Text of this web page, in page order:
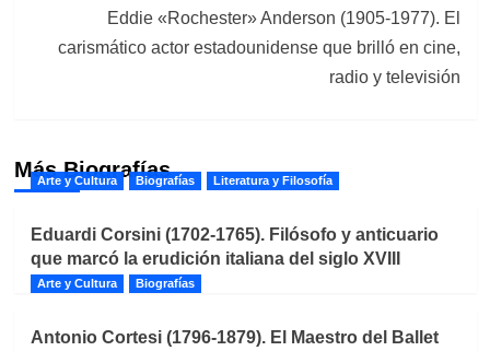
Eddie «Rochester» Anderson (1905-1977). El
carismático actor estadounidense que brilló en cine,
radio y televisión
Más Biografías
Arte y Cultura Biografías Literatura y Filosofía
Eduardi Corsini (1702-1765). Filósofo y anticuario
que marcó la erudición italiana del siglo XVIII
Arte y Cultura Biografías
Antonio Cortesi (1796-1879). El Maestro del Ballet